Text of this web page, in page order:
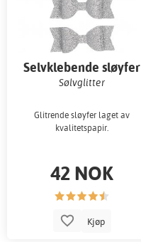
Selvklebende sløyfer
Sølvglitter
Glitrende sløyfer laget av
kvalitetspapir.
42 NOK
Kjøp